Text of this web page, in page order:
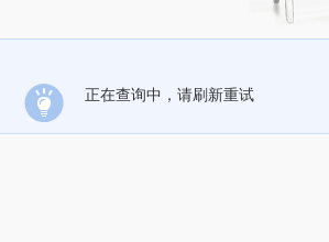
正在查询中，请刷新重试